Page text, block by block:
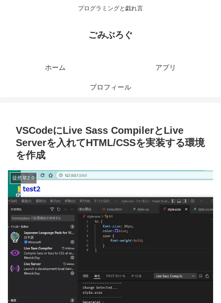
プログラミングと戯れ言
ごみぶろぐ
ホーム アプリ
プロフィール
VSCodeにLive Sass CompilerとLive
Serverを入れてHTML/CSSを実装する環境
を作成
徒然草2.0